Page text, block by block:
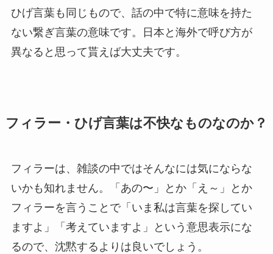
ひげ言葉も同じもので、話の中で特に意味を持た
ない繋ぎ言葉の意味です。日本と海外で呼び方が
異なると思って貰えば大丈夫です。
フィラー・ひげ言葉は不快なものなのか？
フィラーは、雑談の中ではそんなには気にならな
いかも知れません。「あの〜」とか「え～」とか
フィラーを言うことで「いま私は言葉を探してい
ますよ」「考えていますよ」という意思表示にな
るので、沈黙するよりは良いでしょう。